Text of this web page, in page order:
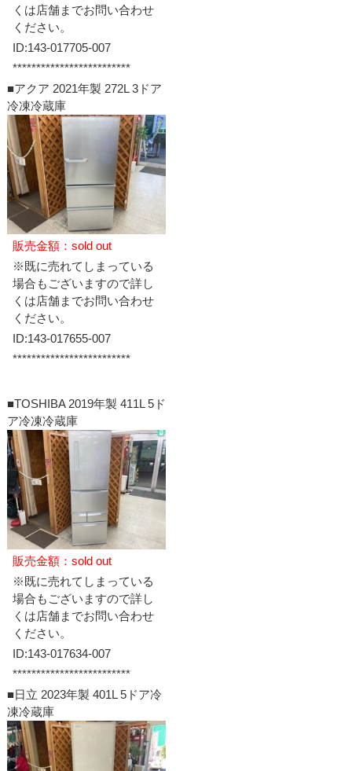
くは店舗までお問い合わせ
ください。
ID:143-017705-007
*************************
■アクア 2021年製 272L 3ドア
冷凍冷蔵庫
販売金額：sold out
※既に売れてしまっている
場合もございますので詳し
くは店舗までお問い合わせ
ください。
ID:143-017655-007
*************************
■TOSHIBA 2019年製 411L 5ド
ア冷凍冷蔵庫
販売金額：sold out
※既に売れてしまっている
場合もございますので詳し
くは店舗までお問い合わせ
ください。
ID:143-017634-007
*************************
■日立 2023年製 401L 5ドア冷
凍冷蔵庫